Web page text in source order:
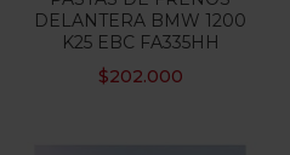
DELANTERA BMW 1200
K25 EBC FA335HH
$202.000